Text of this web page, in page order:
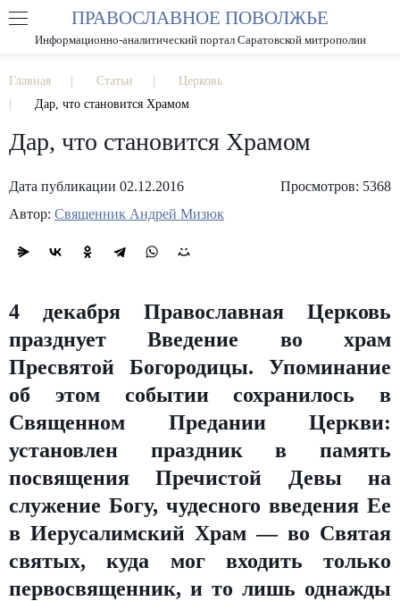
РАЗМЕР ШРИФТА А А
ПРАВОСЛАВНОЕ ПОВОЛЖЬЕ
Информационно-аналитический портал Саратовской митрополии
Главная Статьи
Церковь
Дар, что становится Храмом
Дар, что становится Храмом
Дата публикации 02.12.2016
Просмотров: 5368
Автор: Священник Андрей Мизюк
4 декабря Православная Церковь
празднует Введение во храм
Пресвятой Богородицы. Упоминание
об этом событии сохранилось в
Священном Предании Церкви:
установлен праздник в память
посвящения Пречистой Девы на
служение Богу, чудесного введения Ее
в Иерусалимский Храм — во Святая
святых, куда мог входить только
первосвященник, и то лишь однажды